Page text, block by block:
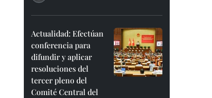
Actualidad: Efectúan
conferencia para
difundir y aplicar
resoluciones del
tercer pleno del
Comité Central del